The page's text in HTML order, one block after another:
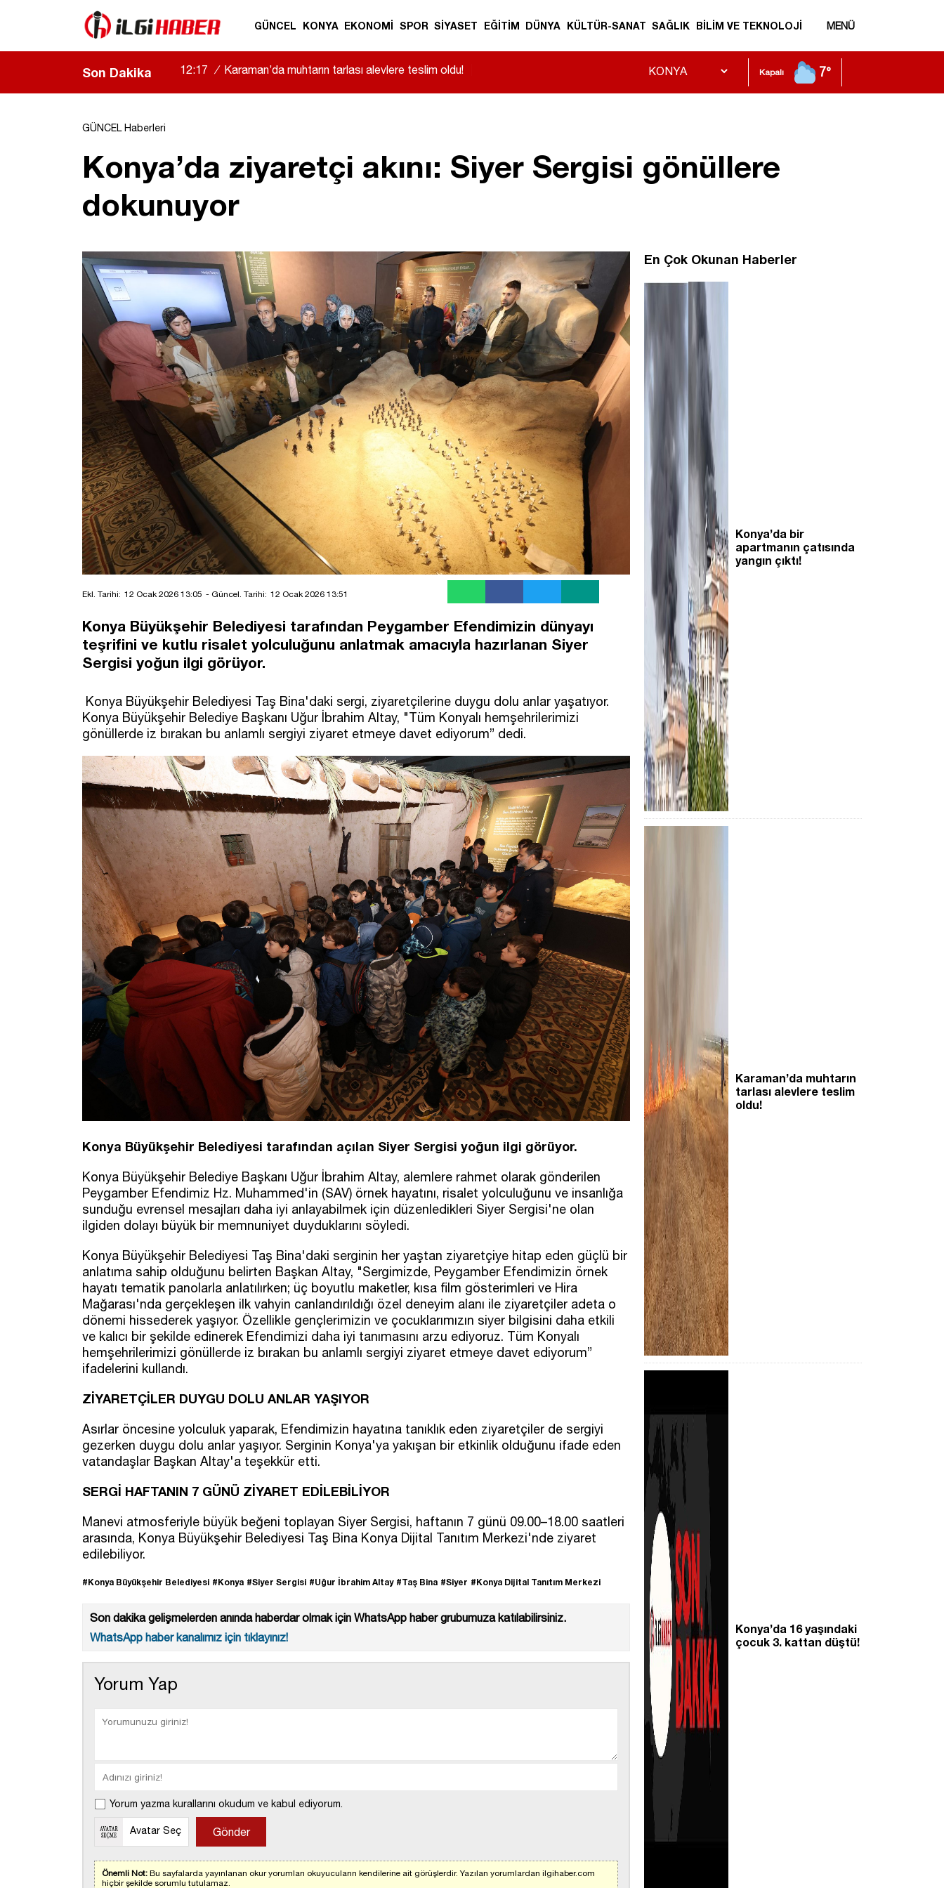
GÜNCEL KONYA EKONOMİ SPOR SİYASET EĞİTİM DÜNYA KÜLTÜR-SANAT SAĞLIK BİLİM VE TEKNOLOJİ MENÜ
Son Dakika 11:52 / Konya’da 16 yaşındaki çocuk 3. kattan düştü! | Kapalı 7°
GÜNCEL Haberleri
Konya’da ziyaretçi akını: Siyer Sergisi gönüllere
dokunuyor
Ekl. Tarihi: 12 Ocak 2026 13:05 - Güncel. Tarihi: 12 Ocak 2026 13:51
Konya Büyükşehir Belediyesi tarafından Peygamber Efendimizin dünyayı
teşrifini ve kutlu risalet yolculuğunu anlatmak amacıyla hazırlanan Siyer
Sergisi yoğun ilgi görüyor.
Konya Büyükşehir Belediyesi Taş Bina'daki sergi, ziyaretçilerine duygu dolu anlar yaşatıyor.
Konya Büyükşehir Belediye Başkanı Uğur İbrahim Altay, "Tüm Konyalı hemşehrilerimizi
gönüllerde iz bırakan bu anlamlı sergiyi ziyaret etmeye davet ediyorum” dedi.
Konya Büyükşehir Belediyesi tarafından açılan Siyer Sergisi yoğun ilgi görüyor.
Konya Büyükşehir Belediye Başkanı Uğur İbrahim Altay, alemlere rahmet olarak gönderilen
Peygamber Efendimiz Hz. Muhammed'in (SAV) örnek hayatını, risalet yolculuğunu ve insanlığa
sunduğu evrensel mesajları daha iyi anlayabilmek için düzenledikleri Siyer Sergisi'ne olan
ilgiden dolayı büyük bir memnuniyet duyduklarını söyledi.
Konya Büyükşehir Belediyesi Taş Bina'daki serginin her yaştan ziyaretçiye hitap eden güçlü bir
anlatıma sahip olduğunu belirten Başkan Altay, "Sergimizde, Peygamber Efendimizin örnek
hayatı tematik panolarla anlatılırken; üç boyutlu maketler, kısa film gösterimleri ve Hira
Mağarası'nda gerçekleşen ilk vahyin canlandırıldığı özel deneyim alanı ile ziyaretçiler adeta o
dönemi hissederek yaşıyor. Özellikle gençlerimizin ve çocuklarımızın siyer bilgisini daha etkili
ve kalıcı bir şekilde edinerek Efendimizi daha iyi tanımasını arzu ediyoruz. Tüm Konyalı
hemşehrilerimizi gönüllerde iz bırakan bu anlamlı sergiyi ziyaret etmeye davet ediyorum”
ifadelerini kullandı.
ZİYARETÇİLER DUYGU DOLU ANLAR YAŞIYOR
Asırlar öncesine yolculuk yaparak, Efendimizin hayatına tanıklık eden ziyaretçiler de sergiyi
gezerken duygu dolu anlar yaşıyor. Serginin Konya'ya yakışan bir etkinlik olduğunu ifade eden
vatandaşlar Başkan Altay'a teşekkür etti.
SERGİ HAFTANIN 7 GÜNÜ ZİYARET EDİLEBİLİYOR
Manevi atmosferiyle büyük beğeni toplayan Siyer Sergisi, haftanın 7 günü 09.00–18.00 saatleri
arasında, Konya Büyükşehir Belediyesi Taş Bina Konya Dijital Tanıtım Merkezi'nde ziyaret
edilebiliyor.
#Konya Büyükşehir Belediyesi #Konya #Siyer Sergisi #Uğur İbrahim Altay #Taş Bina #Siyer #Konya Dijital Tanıtım Merkezi
Son dakika gelişmelerden anında haberdar olmak için WhatsApp haber grubumuza katılabilirsiniz.
WhatsApp haber kanalımız için tıklayınız!
Yorum Yap
Yorum yazma kurallarını okudum ve kabul ediyorum.
Avatar Seç
Önemli Not: Bu sayfalarda yayınlanan okur yorumları okuyucuların kendilerine ait görüşlerdir. Yazılan yorumlardan ilgihaber.com
hiçbir şekilde sorumlu tutulamaz.
En Çok Okunan Haberler
Konya’da bir
apartmanın çatısında
yangın çıktı!
Karaman’da muhtarın
tarlası alevlere teslim
oldu!
Konya’da 16 yaşındaki
çocuk 3. kattan düştü!